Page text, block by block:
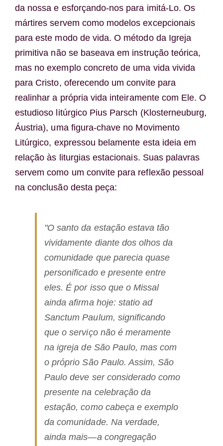
da nossa e esforçando-nos para imitá-Lo. Os
mártires servem como modelos excepcionais
para este modo de vida. O método da Igreja
primitiva não se baseava em instrução teórica,
mas no exemplo concreto de uma vida vivida
para Cristo, oferecendo um convite para
realinhar a própria vida inteiramente com Ele. O
estudioso litúrgico Pius Parsch (Klosterneuburg,
Áustria), uma figura-chave no Movimento
Litúrgico, expressou belamente esta ideia em
relação às liturgias estacionais. Suas palavras
servem como um convite para reflexão pessoal
na conclusão desta peça:
"O santo da estação estava tão
vividamente diante dos olhos da
comunidade que parecia quase
personificado e presente entre
eles. É por isso que o Missal
ainda afirma hoje: statio ad
Sanctum Paulum, significando
que o serviço não é meramente
na igreja de São Paulo, mas com
o próprio São Paulo. Assim, São
Paulo deve ser considerado como
presente na celebração da
estação, como cabeça e exemplo
da comunidade. Na verdade,
ainda mais—a congregação